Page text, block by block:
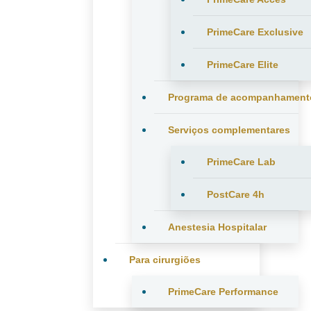
PrimeCare Exclusive
PrimeCare Elite
Programa de
Serviços complementares
PrimeCare Lab
PostCare 4h
Anestesia Hospitalar
Para cirurgiões
PrimeCare Performance